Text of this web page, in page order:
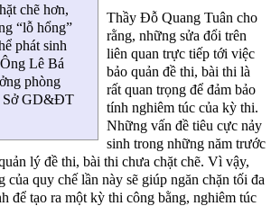
chẽ hơn,
“lỗ hổng”
phát sinh
Lê Bá
phòng
Sở GD&ĐT
Thầy Đỗ Quang Tuân cho
rằng, những sửa đổi trên
liên quan trực tiếp tới việc
bảo quản đề thi, bài thi là
rất quan trọng để đảm bảo
tính nghiêm túc của kỳ thi.
Những vấn đề tiêu cực nảy
sinh trong những năm trước
lý đề thi, bài thi chưa chặt chẽ. Vì vậy,
của quy chế lần này sẽ giúp ngăn chặn tối đa
để tạo ra một kỳ thi công bằng, nghiêm túc